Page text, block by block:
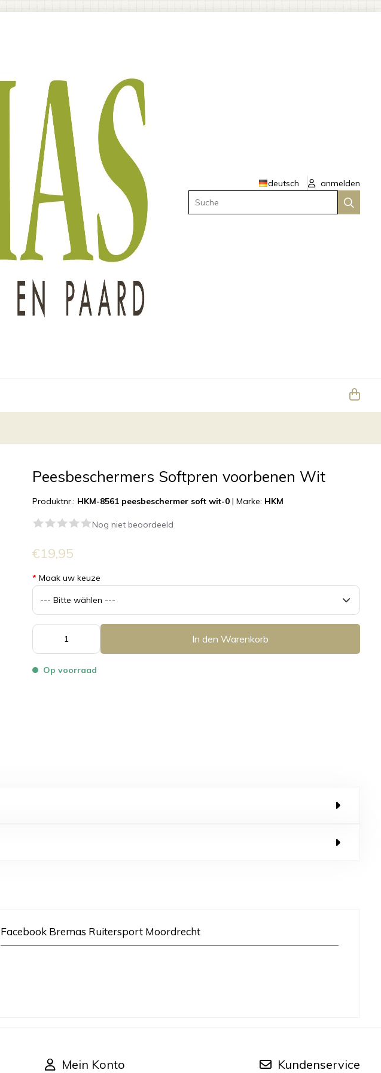
deutsch
anmelden
Suche
Peesbeschermers Softpren voorbenen Wit
Produktnr.: HKM-8561 peesbeschermer soft wit-0 |Marke: HKM
Nog niet beoordeeld
€19,95
* Maak uw keuze
In den Warenkorb
Op voorraad
Facebook Bremas Ruitersport Moordrecht
Mein Konto Kundenservice